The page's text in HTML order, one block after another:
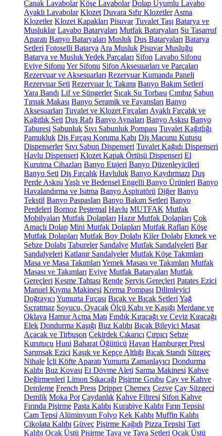
Çanak Lavabolar Köşe Lavabolar Dolap Uyumlu Lavabo
Ayaklı Lavabolar Klozet Duvara Sıfır Klozetler Asma
Klozetler Klozet Kapakları Pisuvar Tuvalet Taşı Batarya ve
Musluklar Lavabo Bataryaları Mutfak Bataryaları Su Tasarruf
Aparatı Banyo Bataryaları Musluk Duş Bataryaları Batarya
Setleri Fotoselli Batarya Ara Musluk Pisuvar Musluğu
Batarya ve Musluk Yedek Parçaları Sifon Lavabo Sifonu
Eviye Sifonu Yer Sifonu Sifon Aksesuarları ve Parçaları
Rezervuar ve Aksesuarları Rezervuar Kumanda Paneli
Rezervuar Seti Rezervuar İç Takımı Banyo Bakım Setleri
Yara Bandı Lif ve Süngerler Sıcak Su Torbası Cımbız Sabun
Tırnak Makası Banyo Seramik ve Fayansları Banyo
Aksesuarları Tuvalet ve Klozet Fırçaları Ayaklı Fırçalık ve
Kağıtlık Seti Duş Rafı Banyo Aynaları Banyo Askısı Banyo
Taburesi Sabunluk Sıvı Sabunluk Pompası Tuvalet Kağıtlığı
Pamukluk Diş Fırçası Koruma Kabı Diş Macunu Kutusu
Dispenserler Sıvı Sabun Dispenseri Tuvalet Kağıdı Dispenseri
Havlu Dispenseri Klozet Kapak Örtüsü Dispenseri El
Kurutma Cihazları Banyo Etajeri Banyo Düzenleyicileri
Banyo Seti Diş Fırçalık Havluluk Banyo Kaydırmazı Duş
Perde Askısı Yaşlı ve Bedensel Engelli Banyo Ürünleri Banyo
Havalandırma ve Isıtma Banyo Aspiratörü Diğer Banyo
Tekstil Banyo Paspasları Banyo Bakım Setleri Banyo
Perdeleri Bornoz Peştemal Havlu MUTFAK Mutfak
Mobilyaları Mutfak Dolapları Hazır Mutfak Dolapları Çok
Amaçlı Dolap Mini Mutfak Dolapları Mutfak Rafları Köşe
Mutfak Dolapları Mutfak Boy Dolabı Kiler Dolabı Ekmek ve
Sebze Dolabı Tabureler Sandalye Mutfak Sandalyeleri Bar
Sandalyeleri Katlanır Sandalyeler Mutfak Köşe Takımları
Masa ve Masa Takımları Yemek Masası ve Takımları Mutfak
Masası ve Takımları Eviye Mutfak Bataryaları Mutfak
Gereçleri Kesme Tahtası Rende Servis Gereçleri Patates Ezici
Manuel Kıyma Makinesi Krema Pompası Dilimleyici
Doğrayıcı Yumurta Fırçası Bıçak ve Bıçak Setleri Yağ
Sıçratmaz Soyucu, Oyacak Ölçü Kabı ve Kaşığı Merdane ve
Oklava Hamur Açma Matı Fındık Kıracağı ve Ceviz Kıracağı
Elek Dondurma Kaşığı Buz Kalıbı Bıçak Bileyici Masat
Açacak ve Tirbuşon Çekirdek Çıkarıcı Çırpıcı Sebze
Kurutucu Huni Baharat Öğütücü Havan Hamburger Presi
Sarımsak Ezici Kaşık ve Kepçe Altlığı Bıçak Standı Süzgeç
Nihale İçli Köfte Aparatı Yumurta Zamanlayıcı Dondurma
Kalıbı Buz Kovası Et Dövme Aleti Sarma Makinesi Kahve
Değirmenleri Limon Sıkacağı Pişirme Grubu Çay ve Kahve
Demleme French Press Dripper Chemex Cezve Çay Süzgeci
Demlik Moka Pot Çaydanlık Kahve Filtresi Sifon Kahve
Fırında Pişirme Pasta Kalıbı Kurabiye Kalıbı Fırın Tepsisi
Cam Tepsi Alüminyum Folyo Kek Kalıbı Muffin Kalıbı
Çikolata Kalıbı Güveç Pişirme Kağıdı Pizza Tepsisi Tart
Kalıbı Ocak Üstü Pişirme Tava ve Tava Setleri Ocak Üstü